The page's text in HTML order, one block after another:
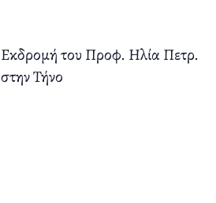
Εκδρομή του Προφ. Ηλία Πετρ.
στην Τήνο